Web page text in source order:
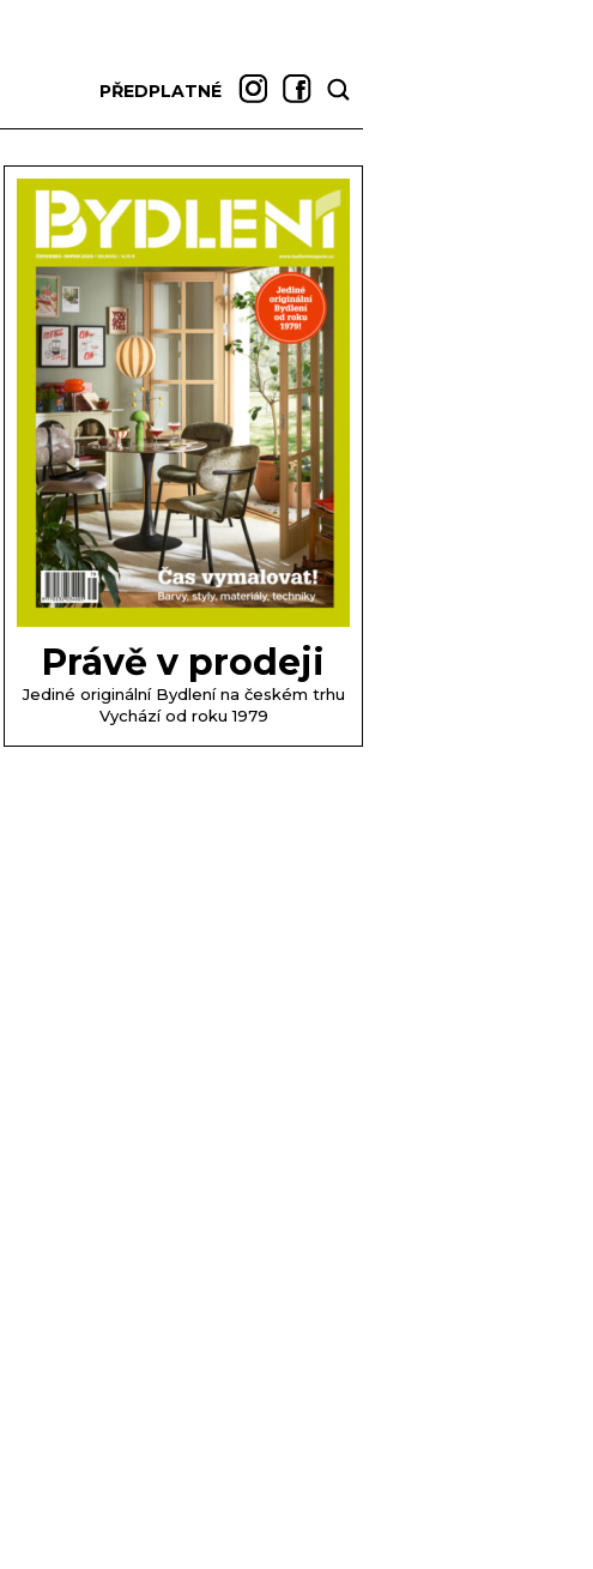
PŘEDPLATNÉ
Právě v prodeji
Jediné originální Bydlení na českém trhu
Vychází od roku 1979